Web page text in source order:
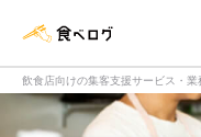
飲食店向けの集客支援サービス・業